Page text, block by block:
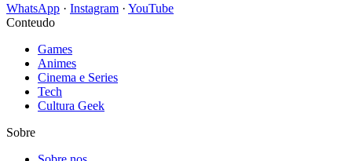
WhatsApp · Instagram · YouTube
Conteudo
Games
Animes
Cinema e Series
Tech
Cultura Geek
Sobre